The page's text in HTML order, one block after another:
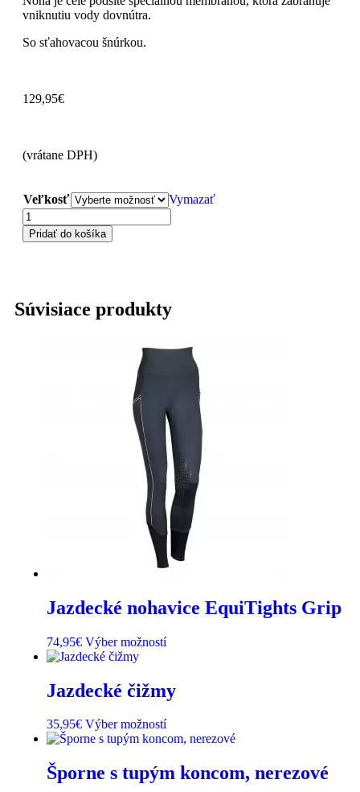
vniknutiu vody dovnútra.
So sťahovacou šnúrkou.
129,95€
(vrátane DPH)
Veľkosť Vymazať
Pridať do košíka
Súvisiace produkty
Jazdecké nohavice EquiTights Grip
74,95€ Výber možností
Jazdecké čižmy
35,95€ Výber možností
Šporne s tupým koncom, nerezové